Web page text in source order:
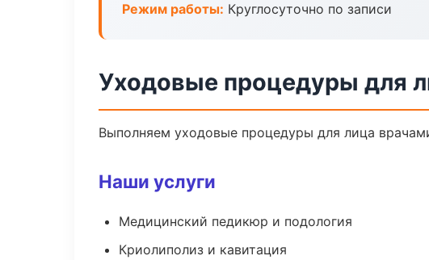
Режим работы: Круглосуточно по записи
Уходовые процедуры для
Выполняем уходовые процедуры для лица
Наши услуги
Медицинский педикюр и подология
Криолиполиз и кавитация